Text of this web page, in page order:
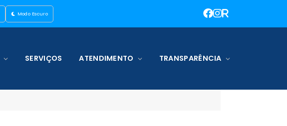
Modo Escuro
SERVIÇOS ATENDIMENTO TRANSPARÊNCIA